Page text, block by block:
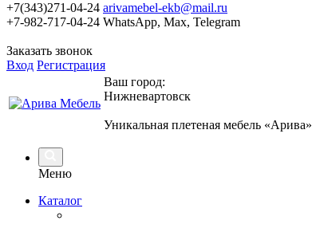
+7(343)271-04-24 arivamebel-ekb@mail.ru
+7-982-717-04-24 WhatsApp, Max, Telegram
Заказать звонок
Вход Регистрация
Ваш город:
Нижневартовск
Уникальная плетеная мебель «Арива»
Меню
Каталог